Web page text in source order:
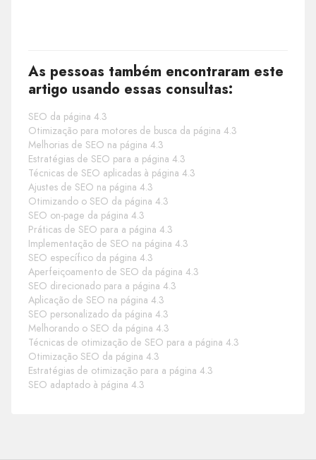
As pessoas também encontraram este
artigo usando essas consultas:
SEO da página 4.3
Otimização para motores de busca da página 4.3
Melhorias de SEO na página 4.3
Estratégias de SEO para a página 4.3
Técnicas de SEO aplicadas à página 4.3
Ajustes de SEO na página 4.3
Otimizando o SEO da página 4.3
SEO on-page da página 4.3
Práticas de SEO para a página 4.3
Implementação de SEO na página 4.3
SEO específico da página 4.3
Aperfeiçoamento de SEO da página 4.3
SEO direcionado para a página 4.3
Aplicação de SEO na página 4.3
SEO personalizado da página 4.3
Melhorando o SEO da página 4.3
Técnicas de otimização de SEO para a página 4.3
Otimização SEO da página 4.3
Estratégias de otimização para a página 4.3
SEO adaptado à página 4.3